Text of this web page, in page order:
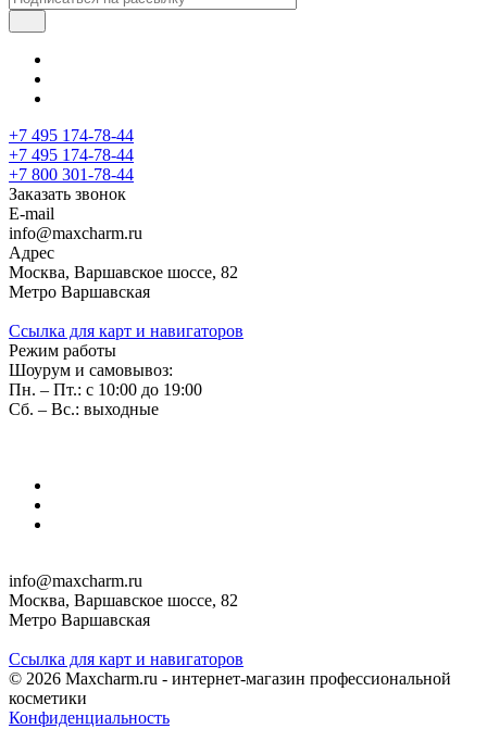
+7 495 174-78-44
+7 495 174-78-44
+7 800 301-78-44
Заказать звонок
E-mail
info@maxcharm.ru
Адрес
Москва, Варшавское шоссе, 82
Метро Варшавская
Ссылка для карт и навигаторов
Режим работы
Шоурум и самовывоз:
Пн. – Пт.: с 10:00 до 19:00
Сб. – Вс.: выходные
info@maxcharm.ru
Москва, Варшавское шоссе, 82
Метро Варшавская
Ссылка для карт и навигаторов
© 2026 Maxcharm.ru - интернет-магазин профессиональной
косметики
Конфиденциальность